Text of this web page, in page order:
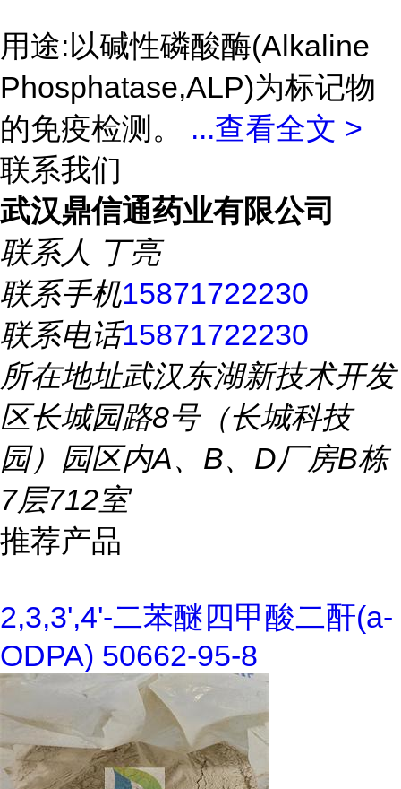
用途:以碱性磷酸酶(Alkaline
Phosphatase,ALP)为标记物
的免疫检测。 ...查看全文 >
联系我们
武汉鼎信通药业有限公司
联系人 丁亮
联系手机15871722230
联系电话15871722230
所在地址武汉东湖新技术开发
区长城园路8号（长城科技
园）园区内A、B、D厂房B栋
7层712室
推荐产品
2,3,3',4'-二苯醚四甲酸二酐(a-
ODPA) 50662-95-8